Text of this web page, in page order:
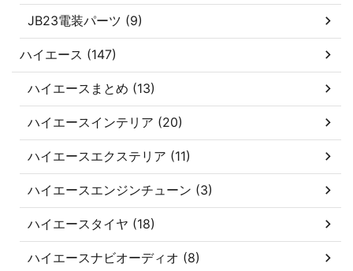
JB23電装パーツ (9)
ハイエース (147)
ハイエースまとめ (13)
ハイエースインテリア (20)
ハイエースエクステリア (11)
ハイエースエンジンチューン (3)
ハイエースタイヤ (18)
ハイエースナビオーディオ (8)